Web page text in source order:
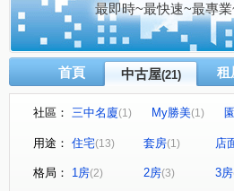
最即時~最快速~最專
首頁 中古屋(21) 租
社區： 三中名廈(1) My勝美(1)
文心1 瑞聯天地U區
博館路 青海路二段
用途： 住宅(13) 套房(1) 店
格局： 1房(2) 2房(3) 3房